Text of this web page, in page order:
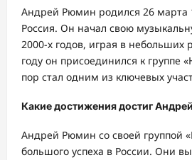
Андрей Рюмин родился 26 марта
Россия. Он начал свою
2000-х годов, играя в небольших
году он присоединился к группе
пор стал одним из ключевых
Какие достижения достиг
Андрей Рюмин со своей группой
большого успеха в России. Они